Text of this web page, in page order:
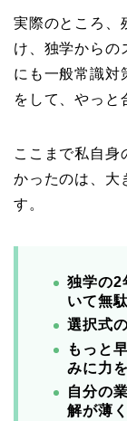
実際のところ、
け、独学からの
にも一般常識対
をして、やっと
ここまで私自身
かったのは、大
す。
独学の2
いて無
選択式
もっと
みに力
自分の
解が薄く